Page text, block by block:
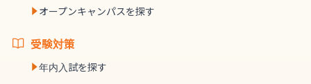
オープンキャンパスを探す
受験対策
年内入試を探す